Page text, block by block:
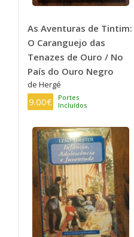
As Aventuras de Tintim:
O Caranguejo das
Tenazes de Ouro / No
País do Ouro Negro
de Hergé
9.00€
Portes
Incluídos